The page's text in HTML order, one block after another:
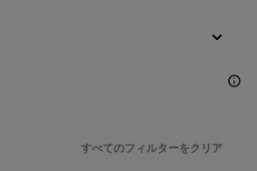
すべてのフィルターをクリア